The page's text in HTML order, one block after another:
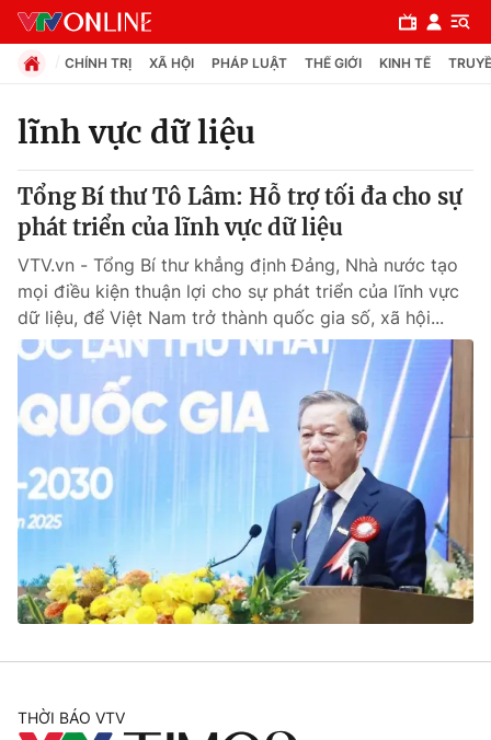
Chuyên mục
Chính trị
Xã hội
Pháp luật
Y tế
Thế giới
Tin tức
Thế giới đó đây
Câu chuyện quốc tế
Kinh tế
Tài chính
Thị trường
Góc doanh nghiệp
Dữ liệu và đời sống
Truyền hình
Phim VTV
Giải trí
CHÍNH TRỊ XÃ HỘI PHÁP LUẬT THẾ GIỚI KINH TẾ
lĩnh vực dữ liệu
Tổng Bí thư Tô Lâm: Hỗ trợ tối đa cho sự
phát triển của lĩnh vực dữ liệu
VTV.vn - Tổng Bí thư khẳng định Đảng, Nhà nước tạo
mọi điều kiện thuận lợi cho sự phát triển của lĩnh vực
dữ liệu, để Việt Nam trở thành quốc gia số, xã hội...
THỜI BÁO VTV